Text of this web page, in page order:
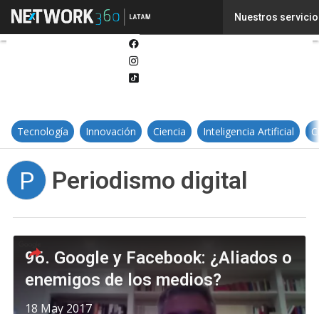
Nuestros
Tecnología Innovación Ciencia Inteligencia Artificial
P Periodismo digital
96. Google y Facebook: ¿Aliados o
enemigos de los medios?
18 May 2017